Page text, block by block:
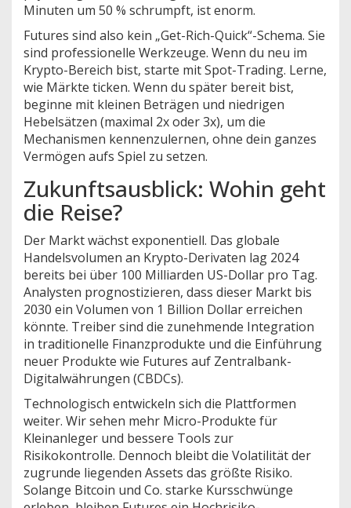
Minuten um 50 % schrumpft, ist enorm.
Futures sind also kein „Get-Rich-Quick“-Schema. Sie
sind professionelle Werkzeuge. Wenn du neu im
Krypto-Bereich bist, starte mit Spot-Trading. Lerne,
wie Märkte ticken. Wenn du später bereit bist,
beginne mit kleinen Beträgen und niedrigen
Hebelsätzen (maximal 2x oder 3x), um die
Mechanismen kennenzulernen, ohne dein ganzes
Vermögen aufs Spiel zu setzen.
Zukunftsausblick: Wohin geht
die Reise?
Der Markt wächst exponentiell. Das globale
Handelsvolumen an Krypto-Derivaten lag 2024
bereits bei über 100 Milliarden US-Dollar pro Tag.
Analysten prognostizieren, dass dieser Markt bis
2030 ein Volumen von 1 Billion Dollar erreichen
könnte. Treiber sind die zunehmende Integration
in traditionelle Finanzprodukte und die Einführung
neuer Produkte wie Futures auf Zentralbank-
Digitalwährungen (CBDCs).
Technologisch entwickeln sich die Plattformen
weiter. Wir sehen mehr Micro-Produkte für
Kleinanleger und bessere Tools zur
Risikokontrolle. Dennoch bleibt die Volatilität der
zugrunde liegenden Assets das größte Risiko.
Solange Bitcoin und Co. starke Kursschwünge